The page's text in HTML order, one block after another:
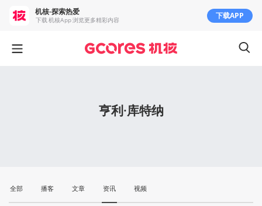
亨利·库特纳
全部 播客 文章 资讯 视频
机核-探索热爱
下载 机核App 浏览更多精彩内容 下载APP